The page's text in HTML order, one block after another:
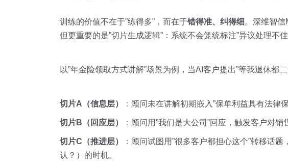
训练的价值不在于”练得多”，而在于错得准、纠得细 。深维智
但更重要的是”切片生成逻辑”：系统不会笼统标注”异议处理不
以”年金险领取方式讲解”场景为例，当AI客户提出”等我退休都
切片A（信息层） ：顾问未在讲解初期嵌入”保单利益具有法律
切片B（回应层） ：顾问用”我们是大公司”回应，触发客户对
切片C（推进层）
：顾问试图用”很多客户都担心这个”转移话
认？）的时机。